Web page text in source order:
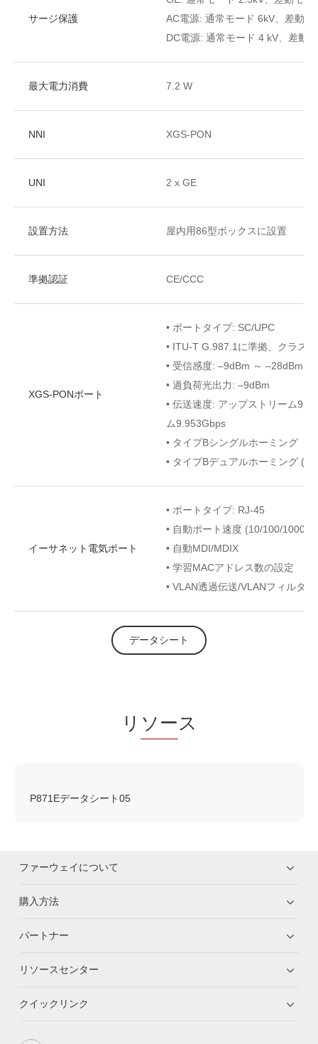
サージ保護
AC電源: 通常モード 6kV、差動モ
DC電源: 通常モード 4 kV、差動
最大電力消費 7.2 W
NNI XGS-PON
UNI 2 x GE
設置方法 屋内用86型ボックスに設置
準拠認証 CE/CCC
XGS-PONポート
• ポートタイプ: SC/UPC
• ITU-T G.987.1に準拠、クラス
• 受信感度: –9dBm ～ –28dBm
• 過負荷光出力: –9dBm
• 伝送速度: アップストリーム
ム9.953Gbps
• タイプBシングルホーミング
• タイプBデュアルホーミング (
イーサネット電気ポート
• ポートタイプ: RJ-45
• 自動ポート速度 (10/100/1000
• 自動MDI/MDIX
• 学習MACアドレス数の設定
• VLAN透過伝送/VLANフィルタ
データシート
リ ソー ス
P871Eデータシート05
ファーウェイについて
購入方法
パートナー
リソースセンター
クイックリンク